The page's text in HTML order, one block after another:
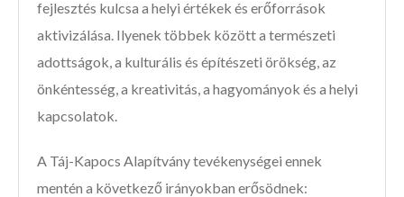
fejlesztés kulcsa a helyi értékek és erőforrások
aktivizálása. Ilyenek többek között a természeti
adottságok, a kulturális és építészeti örökség, az
önkéntesség, a kreativitás, a hagyományok és a helyi
kapcsolatok.
A Táj-Kapocs Alapítvány tevékenységei ennek
mentén a következő irányokban erősödnek: